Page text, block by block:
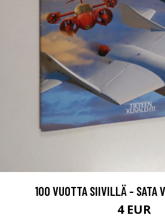
100 VUOTTA SIIVILLÄ - SATA
4 EUR